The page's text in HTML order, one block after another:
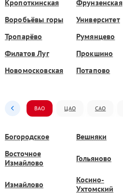
Кропоткинская Фрунзенская
Воробьёвы горы
Университет
Тропарёво
Румянцево
Филатов Луг
Прокшино
Новомосковская
Потапово
ВАО ЦАО САО
Богородское Вешняки
Восточное
Измайлово
Гольяново
Измайлово
Косино-
Ухтомский